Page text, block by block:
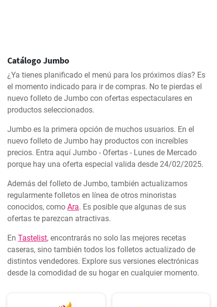
Catálogo Jumbo
¿Ya tienes planificado el menú para los próximos días? Es
el momento indicado para ir de compras. No te pierdas el
nuevo folleto de Jumbo con ofertas espectaculares en
productos seleccionados.
Jumbo es la primera opción de muchos usuarios. En el
nuevo folleto de Jumbo hay productos con increíbles
precios. Entra aquí Jumbo - Ofertas - Lunes de Mercado
porque hay una oferta especial valida desde 24/02/2025.
Además del folleto de Jumbo, también actualizamos
regularmente folletos en línea de otros minoristas
conocidos, como Ara. Es posible que algunas de sus
ofertas te parezcan atractivas.
En Tastelist, encontrarás no solo las mejores recetas
caseras, sino también todos los folletos actualizado de
distintos vendedores. Explore sus versiones electrónicas
desde la comodidad de su hogar en cualquier momento.